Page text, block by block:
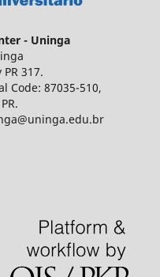
- Uninga
317.
Code: 87035-510,